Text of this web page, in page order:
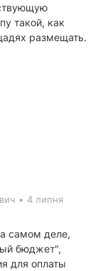
такой, как
размещать.
• 4 липня
самом деле,
бюджет",
для оплаты